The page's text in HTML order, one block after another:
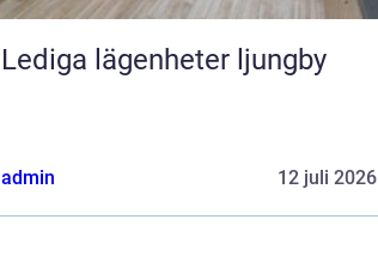
Lediga lägenheter ljungby
admin 12 juli 2026